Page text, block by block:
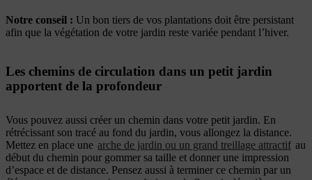
Notre conseil : Un bon tiers de vos plantations doit être persistant
afin que la végétation de votre jardin reste variée pendant l’hiver.
Les chemins de circulation dans un petit jardin
apportent de la profondeur
Vous pouvez aussi créer un chemin dans votre petit jardin. En
rétrécissant son tracé au fond du jardin, vous allongez la distance.
Mettez en place une arche de jardin ou un grand treillage attractif au
début du chemin pour gommer sa taille et donner une impression
d’espace et de distance. Pensez aussi à terminer ce chemin par un